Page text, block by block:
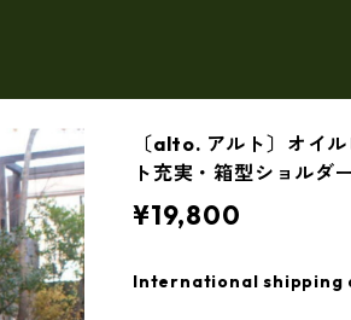
〔alto. アルト〕オイ
ト充実・箱型ショル
¥19,800
International shipping